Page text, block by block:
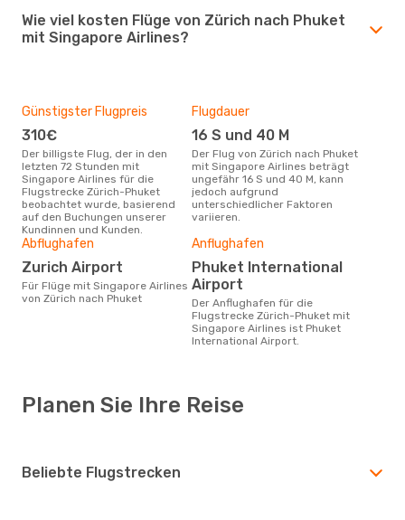
Wie viel kosten Flüge von Zürich nach Phuket
mit Singapore Airlines?
Günstigster Flugpreis
310€
Der billigste Flug, der in den
letzten 72 Stunden mit
Singapore Airlines für die
Flugstrecke Zürich-Phuket
beobachtet wurde, basierend
auf den Buchungen unserer
Kundinnen und Kunden.
Flugdauer
16 S und 40 M
Der Flug von Zürich nach Phuket
mit Singapore Airlines beträgt
ungefähr 16 S und 40 M, kann
jedoch aufgrund
unterschiedlicher Faktoren
variieren.
Abflughafen
Zurich Airport
Für Flüge mit Singapore Airlines
von Zürich nach Phuket
Anflughafen
Phuket International
Airport
Der Anflughafen für die
Flugstrecke Zürich-Phuket mit
Singapore Airlines ist Phuket
International Airport.
Planen Sie Ihre Reise
Beliebte Flugstrecken